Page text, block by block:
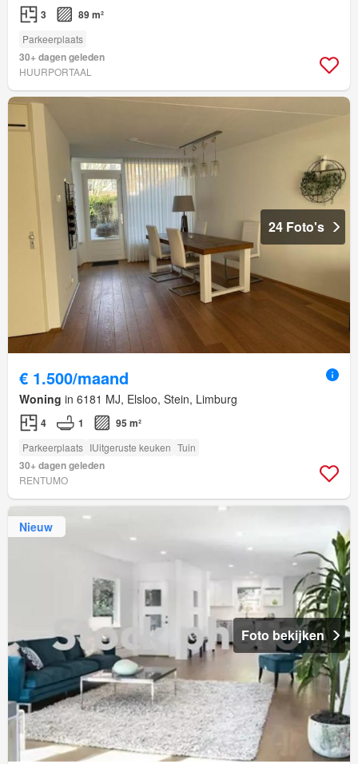
3 89 m²
Parkeerplaats
30+ dagen geleden
HUURPORTAAL
24 Foto's
€ 1.500/maand
Woning in 6181 MJ, Elsloo, Stein, Limburg
4 1 95 m²
Parkeerplaats IUitgeruste keuken Tuin
30+ dagen geleden
RENTUMO
Nieuw
Foto bekijken